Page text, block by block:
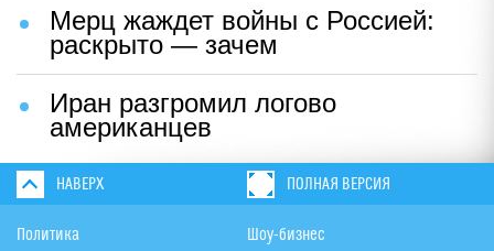
Мерц жаждет войны с Россией:
раскрыто — зачем
Иран разгромил логово
американцев
НАВЕРХ ПОЛНАЯ ВЕРСИЯ
Политика
Шоу-бизнес